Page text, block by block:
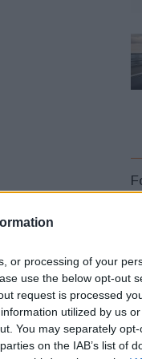
or processing of your
use the below opt-out
request is processed
utilized by us
You may separately
on the IAB’s list of
Kenneth Gist.
λιθίου
στην